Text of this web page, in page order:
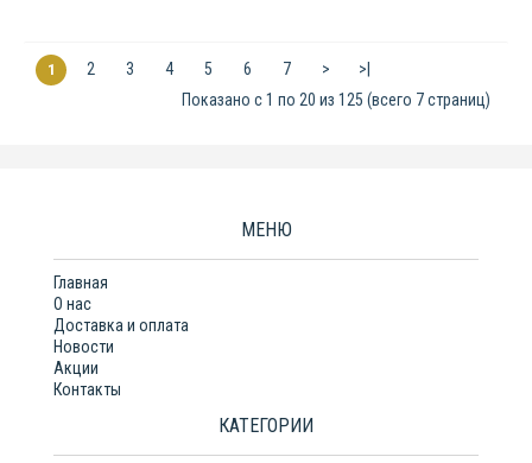
1 2 3 4 5 6 7 >
>|
Показано с 1 по 20 из 125 (всего 7 страниц)
МЕНЮ
Главная
О нас
Доставка и оплата
Новости
Акции
Контакты
КАТЕГОРИИ